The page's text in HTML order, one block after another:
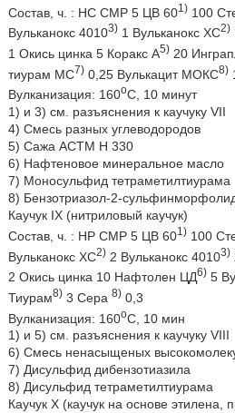
Состав, ч. : НС СМР 5 ЦВ 601)100
Вульканокс 40103)1 Вульканокс ХС2)
1 Окись цинка 5 Коракс А5)20
тиурам МС7)0,25 Вулькацит МОКС8)
Вулканизация: 160оС, 10 минут
1) и 3) см. разъяснения к каучуку VII
4) Смесь разных углеводородов
5) Сажа АСТМ Н 330
6) Нафтеновое минеральное масло
7) Моносульфид тетраметилтиурама
8) Бензотриазол-2-
Каучук IX (нитриловый каучук)
Состав, ч. : НР СМР 5 ЦВ 601)100
Вульканокс ХС2)2 Вульканокс 40103)
2 Окись цинка 10 Нафтолен ЦД6)5
Тиурам8)3 Сера 8)0,3
Вулканизация: 160оС, 10 мин
1) и 5) см. разъяснения к каучуку VIII
6) Смесь ненасыщеных
7) Дисульфид дибензотиазила
8) Дисульфид тетраметилтиурама
Каучук Х (каучук на основе этилена,